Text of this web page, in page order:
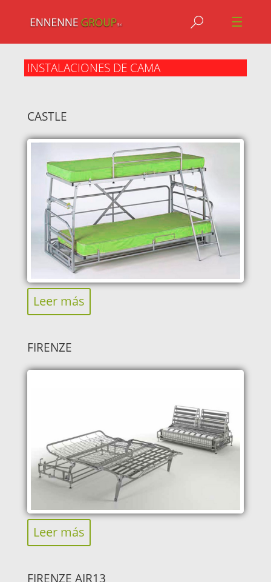
INSTALACIONES DE CAMA
CASTLE
Leer más
FIRENZE
Leer más
FIRENZE AIR13
☰